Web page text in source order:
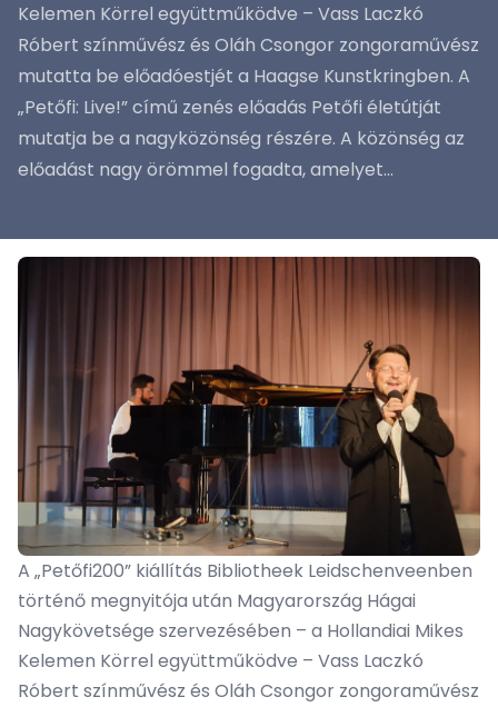
Kelemen Körrel együttműködve – Vass Laczkó
Róbert színművész és Oláh Csongor zongoraművész
mutatta be előadóestjét a Haagse Kunstkringben. A
„Petőfi: Live!” című zenés előadás Petőfi életútját
mutatja be a nagyközönség részére. A közönség az
előadást nagy örömmel fogadta, amelyet...
A „Petőfi200” kiállítás Bibliotheek Leidschenveenben
történő megnyitója után Magyarország Hágai
Nagykövetsége szervezésében – a Hollandiai Mikes
Kelemen Körrel együttműködve – Vass Laczkó
Róbert színművész és Oláh Csongor zongoraművész